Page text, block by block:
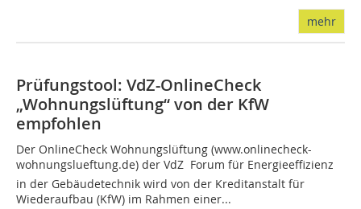
mehr
Prüfungstool: VdZ-OnlineCheck
„Wohnungslüftung“ von der KfW
empfohlen
Der OnlineCheck Wohnungslüftung (www.onlinecheck-
wohnungslueftung.de) der VdZ  Forum für Energieeffizienz
in der Gebäudetechnik wird von der Kreditanstalt für
Wiederaufbau (KfW) im Rahmen einer...